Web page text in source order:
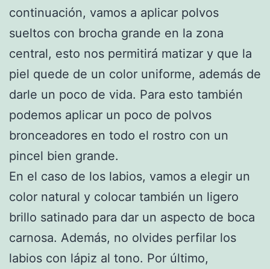
continuación, vamos a aplicar polvos
sueltos con brocha grande en la zona
central, esto nos permitirá matizar y que la
piel quede de un color uniforme, además de
darle un poco de vida. Para esto también
podemos aplicar un poco de polvos
bronceadores en todo el rostro con un
pincel bien grande.
En el caso de los labios, vamos a elegir un
color natural y colocar también un ligero
brillo satinado para dar un aspecto de boca
carnosa. Además, no olvides perfilar los
labios con lápiz al tono. Por último,